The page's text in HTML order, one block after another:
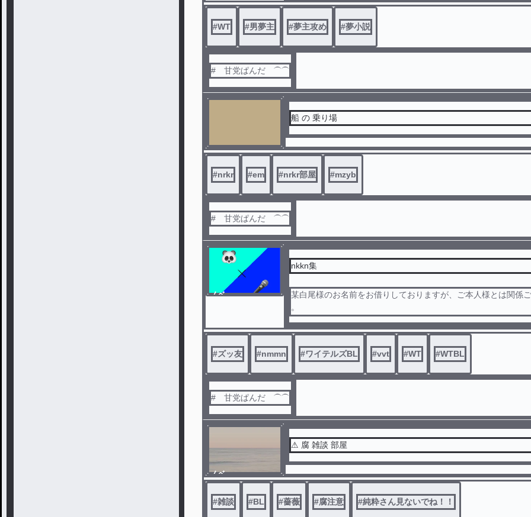
WT の 夢小説（ 学パロ ）
夢主攻め 、 総攻め ⚠️
#WT #男夢主 #夢主攻め #夢小説
# 甘党ぱんだ ⏜⏜
船 の 乗り場
#nrkr #em #nrkr部屋 #mzyb
# 甘党ぱんだ ⏜⏜
ノベ
nkkn集
某白尾様のお名前をお借りしておりますが、ご本人様とは関係
。
nkknのほのぼの(たまにRあるかも？)を投稿していきます。
主はnkknのつもりで書いておりますが、knnkっぽいものもござ
了承ください。
#ズッ友 #nmmn #ワイテルズBL #vvt #WT #WTBL
# 甘党ぱんだ ⏜⏜
ノベ
ル
⚠︎︎ 腐 雑談 部屋
#雑談 #BL #薔薇 #腐注意 #純粋さん見ないでね！！